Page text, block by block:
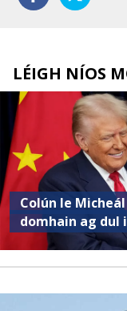
LÉIGH NÍOS
Colún le
domhain ag dul